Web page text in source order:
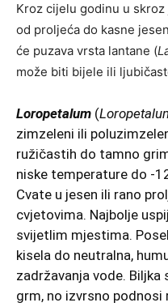
Kroz cijelu godinu u
od proljeća do kasne
će puzava vrsta lantane (
može biti bijele ili
Loropetalum (
zimzeleni ili
ružičastih do tamno
niske temperature do -
Cvate u jesen ili rano
cvjetovima. Najbolje
svijetlim mjestima.
kisela do neutralna,
zadržavanja vode.
grm, no izvrsno podnosi